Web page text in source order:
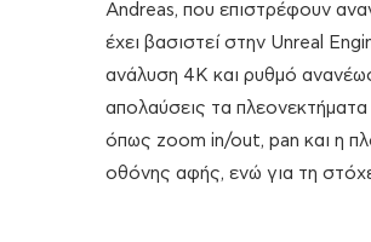
Andreas, που επιστρέφουν
έχει βασιστεί στην Unreal
ανάλυση 4Κ και ρυθμό
απολαύσεις τα
όπως zoom in/out, pan και η
οθόνης αφής, ενώ για τη